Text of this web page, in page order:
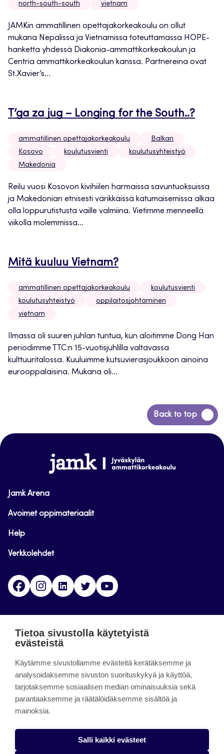
north-south-south
vietnam
JAMKin ammatillinen opettajakorkeakoulu on ollut
mukana Nepalissa ja Vietnamissa toteuttamassa HOPE-
hanketta yhdessä Diakonia-ammattikorkeakoulun ja
Centria ammattikorkeakoulun kanssa. Partnereina ovat
St.Xavier’s...
T’ga za jug – Longing for the South..?
ammatillinen opettajakorkeakoulu
Balkan
Kosovo
koulutusvienti
koulutusyhteistyö
Makedonia
Reilu vuosi Kosovon kivihiilen harmaissa savuntuoksuissa
ja Makedonian etnisesti värikkäissä katumaisemissa alkaa
olla loppurutistusta vaille valmiina. Vietimme menneellä
viikolla molemmissa...
Mitä kuuluu Vietnam?
ammatillinen opettajakorkeakoulu
koulutusvienti
koulutusyhteistyö
oppilaitosjohtaminen
vietnam
Ilmassa oli suuren juhlan tuntua, kun aloitimme Dong Han
periodimme TTC:n 15-vuotisjuhlilla valtavassa
kulttuuritalossa. Kuuluimme kutsuvierasjoukkoon ainoina
eurooppalaisina. Mukana oli...
Back to top
Siirry
takaisin
www.jamk.fi
Jamk Arena
Avoimet oppimateriaalit
Help
Verkkolehdet
FacebookInstagramLinkedinTwitter
päättynyt 11.9.2023.
About the site
Käyttöehdot
Saavutettavuusseloste
Tietoa sivustolla käytetyistä
evästeistä
Käytämme sivustollamme evästeitä kerätäksemme ja
analysoidaksemme sivuston suorituskykyä ja käyttöä,
tarjotaksemme sosiaalisen median ominaisuuksia sekä
parantaaksemme ja räätälöidäksemme sisältöä ja
mainoksia.
Salli kaikki evästeet